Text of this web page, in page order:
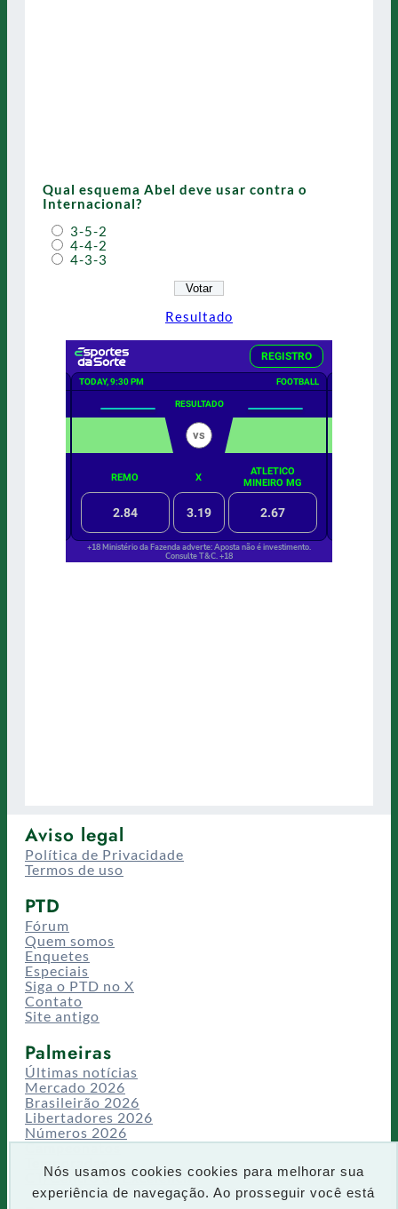
Nós usamos cookies cookies para melhorar sua
experiência de navegação. Ao prosseguir você está
Qual esquema Abel deve usar contra o
Internacional?
3-5-2
4-4-2
4-3-3
Resultado
Aviso legal
Política de Privacidade
Termos de uso
PTD
Fórum
Quem somos
Enquetes
Especiais
Siga o PTD no X
Contato
Site antigo
Palmeiras
Últimas notícias
Mercado 2026
Brasileirão 2026
Libertadores 2026
Números 2026
Campeonatos
Temporadas
CT/Centro de Excelência